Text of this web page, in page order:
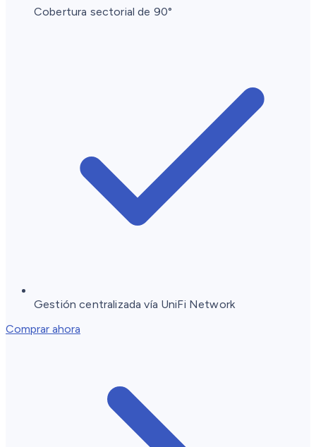
Cobertura sectorial de 90°
Gestión centralizada vía UniFi Network
Comprar ahora